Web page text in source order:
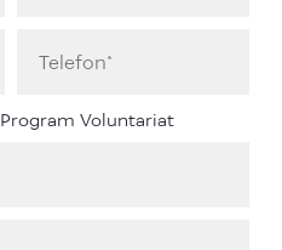
Program Voluntariat